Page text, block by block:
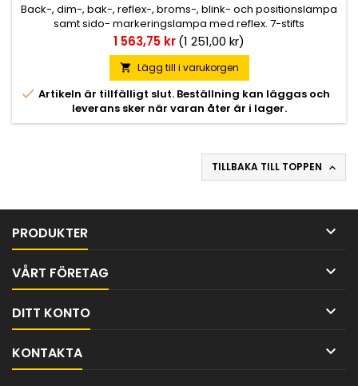
Back-, dim-, bak-, reflex-, broms-, blink- och positionslampa
samt sido- markeringslampa med reflex. 7-stifts
sidomarkerad DIN-kontakt som kabel- anslutning. Finns i
höger- och vänsterutförande samt vänsterutförande med
skyltbelysning. M8 fästbultar.
Pris
1 563,75 kr(1 251,00 kr)
 Lägg till i varukorgen
 Artikeln är tillfälligt slut. Beställning kan läggas och
leverans sker när varan åter är i lager.
TILLBAKA TILL TOPPEN 
PRODUKTER 
VÅRT FÖRETAG 
DITT KONTO 
KONTAKTA 